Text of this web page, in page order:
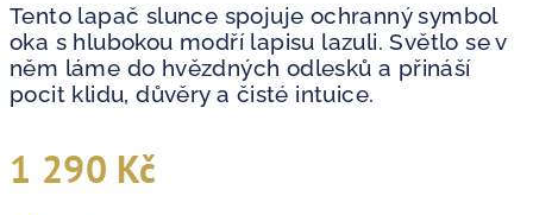
Tento lapač slunce spojuje ochranný symbol
oka s hlubokou modří lapisu lazuli. Světlo se v
něm láme do hvězdných odlesků a přináší
pocit klidu, důvěry a čisté intuice.
1 290 Kč